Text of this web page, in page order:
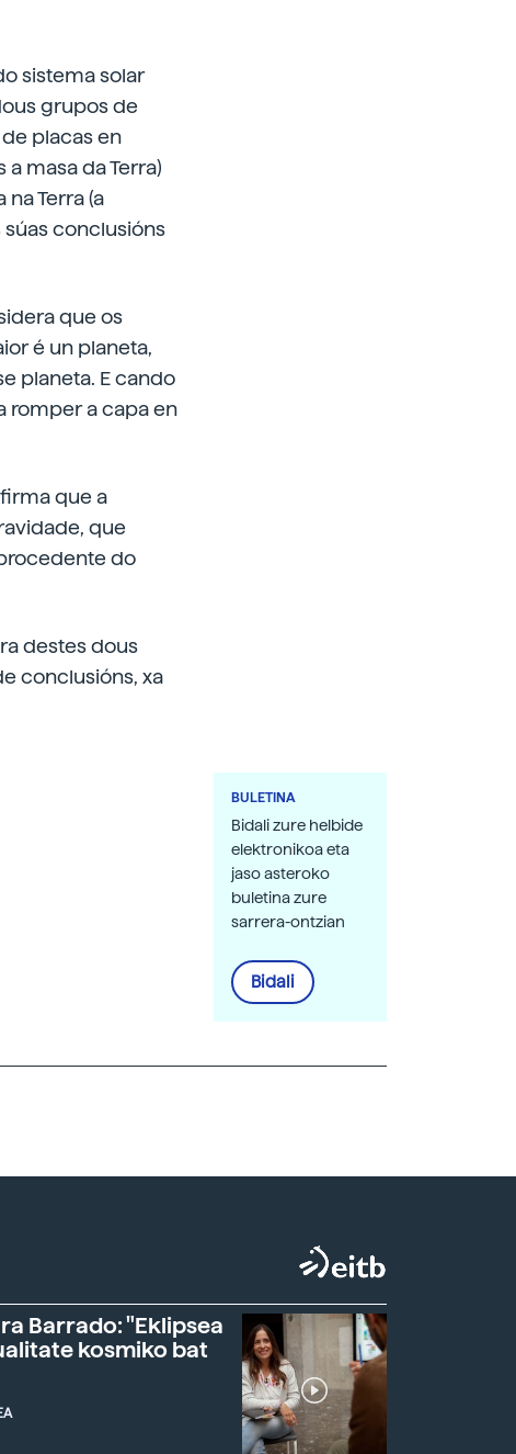
sistema solar
grupos de
placas en
masa da Terra)
Terra (a
conclusións
que os
é un planeta,
planeta. E cando
romper a capa en
que a
que
do
destes dous
conclusións, xa
BULETINA
Bidali zure helbide
elektronikoa eta
jaso asteroko
buletina zure
sarrera-ontzian
Bidali
Barrado: "Eklipsea
kosmiko bat